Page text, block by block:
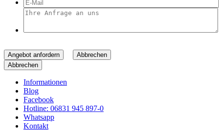
Angebot anfordern
Abbrechen
Abbrechen
Informationen
Blog
Facebook
Hotline: 06831 945 897-0
Whatsapp
Kontakt